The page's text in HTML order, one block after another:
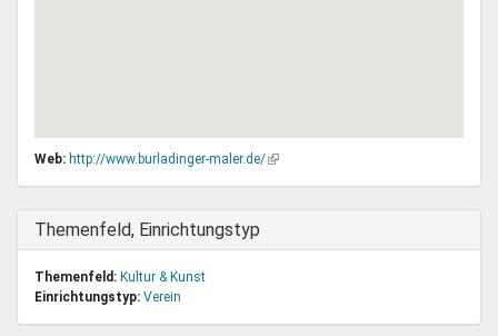
Web: http://www.burladinger-maler.de/(Link
Ausblenden
Themenfeld, Einrichtungstyp
Themenfeld: Kultur & Kunst
Einrichtungstyp: Verein